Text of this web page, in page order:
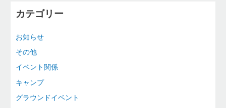
カテゴリー
お知らせ
その他
イベント関係
キャンプ
グラウンドイベント